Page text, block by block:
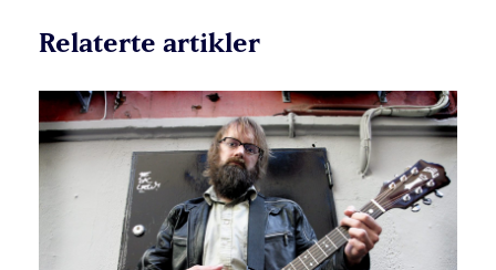
Relaterte artikler